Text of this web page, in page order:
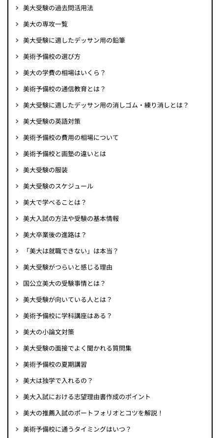
美大受験の過去問活用法
美大の専攻一覧
美大受験に適したデッサン用の鉛筆
美術予備校の選び方
美大の学費の相場はいくら？
美術予備校の通信教育とは？
美大受験に適したデッサン用の消しゴム・練り消しとは？
美大受験の英語対策
美術予備校の費用の相場について
美術予備校と画塾の違いとは
美大受験の服装
美大受験のスケジュール
美大で学べることは？
美大入試の方法や受験の基本情報
美大卒業後の進路は？
「美大は就職できない」は本当？
美大受験がつらいと感じる理由
国公立美大の受験事情とは？
美大受験が向いている人とは？
美術予備校に学科講座はある？
美大の小論文対策
美大受験の面接でよく聞かれる質問集
美術予備校の夏期講習
美大は独学で入れるの？
美大入試における志望理由書作成のポイント
美大の推薦入試のポートフォリオとコツを解説！
美術予備校に通うタイミングはいつ？